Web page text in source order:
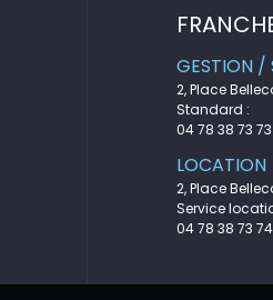
GESTION /
2, Place
Standard :
04 78 38 73 73
LOCATION
2, Place
Service
04 78 38 73 74